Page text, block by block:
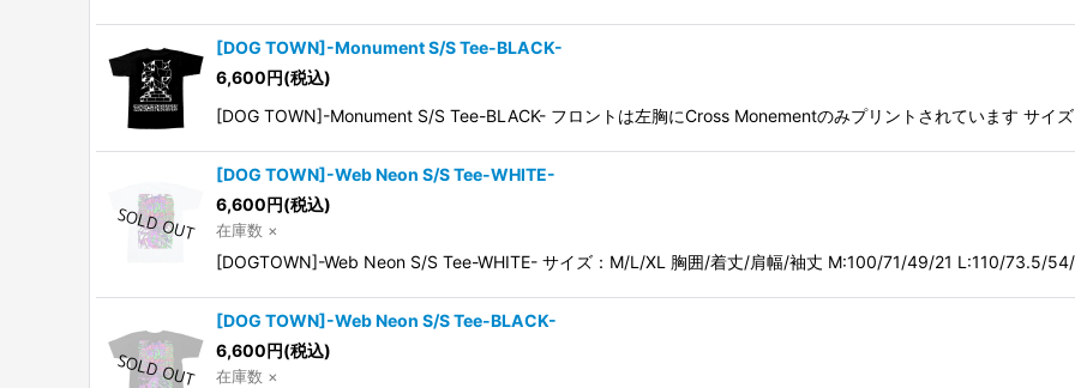
[DOG TOWN]-Monument S/S Tee-BLACK-
6,600円(税込)
[DOG TOWN]-Monument S/S Tee-BLACK- フロントは左胸にCross Monementのみプリントされています サイ
[DOG TOWN]-Web Neon S/S Tee-WHITE-
6,600円(税込)
在庫数 ×
[DOGTOWN]-Web Neon S/S Tee-WHITE- サイズ：M/L/XL 胸囲/着丈/肩幅/袖丈 M:100/71/49/21 L:110/73.5/
[DOG TOWN]-Web Neon S/S Tee-BLACK-
6,600円(税込)
在庫数 ×